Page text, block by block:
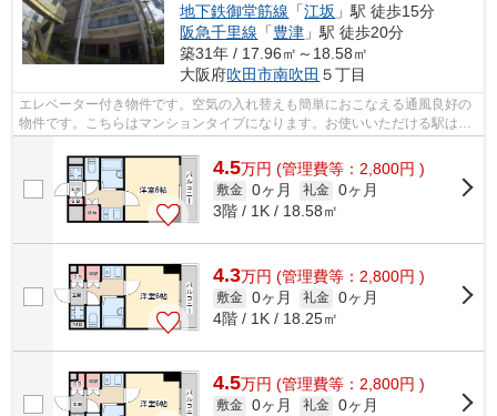
地下鉄御堂筋線 「江坂 」駅 徒歩15分
阪急千里線 「豊津 」駅 徒歩20分
築31年 / 17.96㎡～18.58㎡
大阪府吹田市南吹田 ５丁目
エレベーター付き物件です。空気の入れ替えも簡単におこなえる通風良好の
物件です。こちらはマンションタイプになります。お使いいただける駅は2
駅あり、行き先に応じて使い分けができ...
4.5万円 (管理費等：2,800円 )
敷金 0ヶ月 礼金 0ヶ月
3階 / 1K / 18.58㎡
4.3万円 (管理費等：2,800円 )
敷金 0ヶ月 礼金 0ヶ月
4階 / 1K / 18.25㎡
4.5万円 (管理費等：2,800円 )
敷金 0ヶ月 礼金 0ヶ月